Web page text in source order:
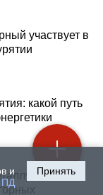
и
ПД
Принять
участвует в
какой путь
21